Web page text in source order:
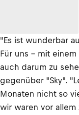
"Es ist wunderbar
Für uns – mit
auch darum zu
gegenüber "Sky".
Monaten nicht so
wir waren vor allem